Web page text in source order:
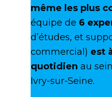
même les plus
équipe de 6
d’études, et
commercial) est
quotidienau
Ivry-sur-Seine.